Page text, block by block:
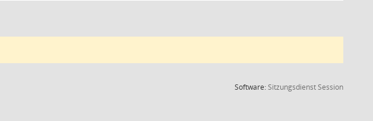
Software:SitzungsdienstSession(Wird in